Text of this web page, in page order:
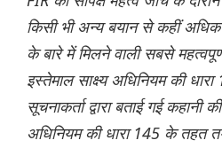
किसी भी अन्य बयान से कहीं
के बारे में मिलने वाली सबसे
इस्तेमाल साक्ष्य अधिनियम की
सूचनाकर्ता द्वारा बताई गई कहानी
अधिनियम की धारा 145 के तहत